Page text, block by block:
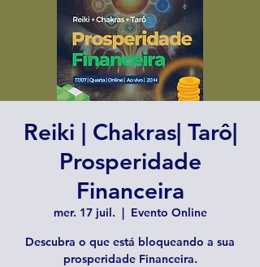
Reiki | Chakras| Tarô|
Prosperidade
Financeira
mer. 17 juil.
  |
Evento Online
Descubra o que está bloqueando a sua
prosperidade Financeira.